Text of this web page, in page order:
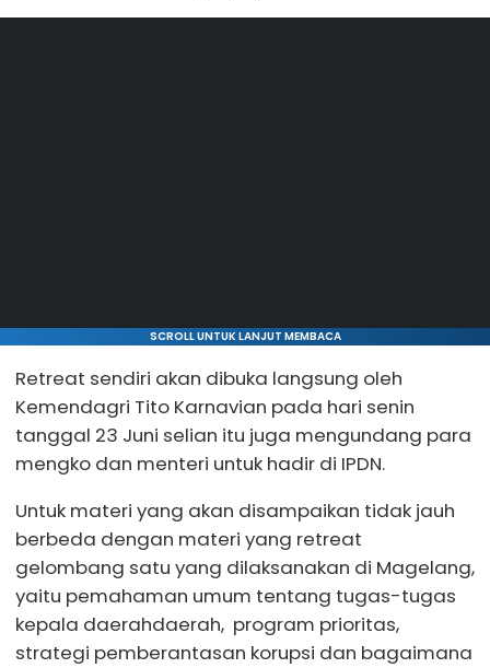
SCROLL UNTUK LANJUT MEMBACA
Retreat sendiri akan dibuka langsung oleh
Kemendagri Tito Karnavian pada hari senin
tanggal 23 Juni selian itu juga mengundang para
mengko dan menteri untuk hadir di IPDN.
Untuk materi yang akan disampaikan tidak jauh
berbeda dengan materi yang retreat
gelombang satu yang dilaksanakan di Magelang,
yaitu pemahaman umum tentang tugas-tugas
kepala daerahdaerah, program prioritas,
strategi pemberantasan korupsi dan bagaimana